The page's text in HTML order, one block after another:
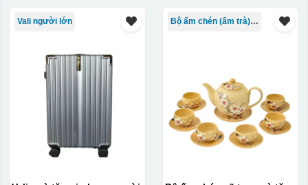
Vali người lớn Bộ ấm chén (ấm trà) in logo